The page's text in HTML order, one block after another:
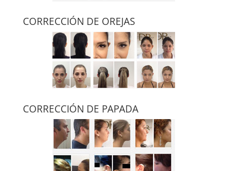
CORRECCIÓN DE OREJAS
CORRECCIÓN DE PAPADA